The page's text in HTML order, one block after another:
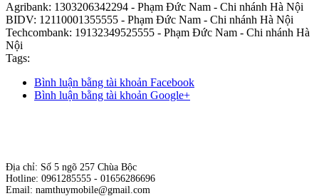
Agribank: 1303206342294 - Phạm Đức Nam - Chi nhánh Hà Nội
BIDV: 12110001355555 - Phạm Đức Nam - Chi nhánh Hà Nội
Techcombank: 19132349525555 - Phạm Đức Nam - Chi nhánh Hà
Nội
Tags:
Bình luận bằng tài khoản Facebook
Bình luận bằng tài khoản Google+
Địa chỉ: Số 5 ngõ 257 Chùa Bộc
Hotline: 0961285555 - 01656286696
Email: namthuymobile@gmail.com